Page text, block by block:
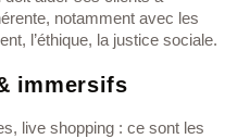
notamment avec les
l’éthique, la justice sociale.
immersifs
live shopping : ce sont les